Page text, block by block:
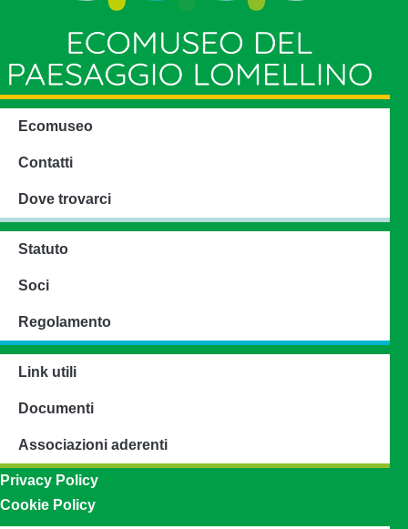
Ecomuseo
Contatti
Dove trovarci
Statuto
Soci
Regolamento
Link utili
Documenti
Associazioni aderenti
Privacy Policy
Cookie Policy